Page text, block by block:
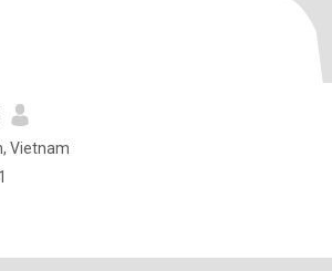
Vietnam